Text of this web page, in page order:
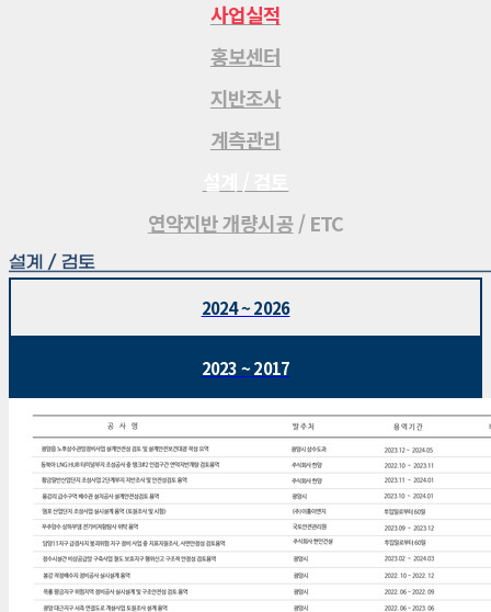
사업실적
홍보센터
지반조사
계측관리
연약지반 개량시공/ ETC
2024 ~ 2026
2023 ~ 2017